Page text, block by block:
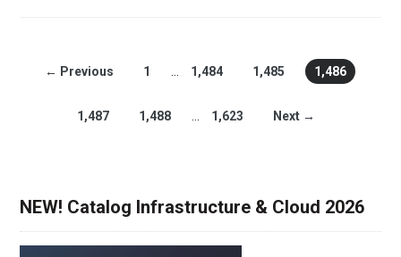
← Previous 1 1,484 1,485 1,486
1,487 1,488 1,623 Next →
NEW! Catalog Infrastructure & Cloud 2026